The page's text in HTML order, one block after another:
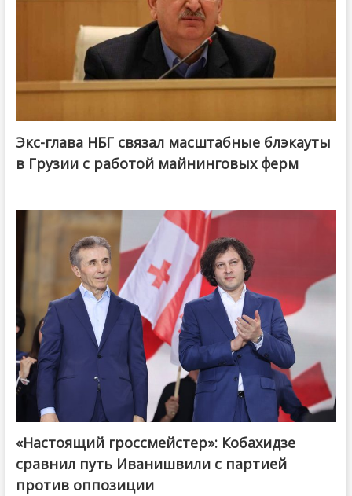
Экс-глава НБГ связал масштабные блэкауты
в Грузии с работой майнинговых ферм
@ქართული ოცნება / Georgian Dream
«Настоящий гроссмейстер»: Кобахидзе
сравнил путь Иванишвили с партией
против оппозиции